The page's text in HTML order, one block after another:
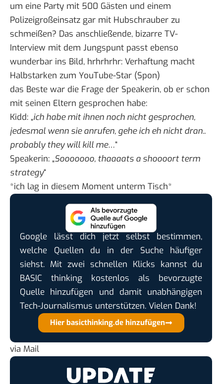
um eine Party mit 500 Gästen und einem
Polizeigroßeinsatz gar mit Hubschrauber zu
schmeißen? Das anschließende, bizarre TV-
Interview mit dem Jungspunt passt ebenso
wunderbar ins Bild, hrhrhrhr: Verhaftung macht
Halbstarken zum YouTube-Star (Spon)
das Beste war die Frage der Speakerin, ob er schon
mit seinen Eltern gesprochen habe:
Kidd: „ich habe mit ihnen noch nicht gesprochen,
jedesmal wenn sie anrufen, gehe ich eh nicht dran..
probably they will kill me…“
Speakerin: „Sooooooo, thaaaats a shoooort term
strategy“
*ich lag in diesem Moment unterm Tisch*
Google lässt dich jetzt selbst bestimmen,
welche Quellen du in der Suche häufiger
siehst. Mit zwei schnellen Klicks kannst du
BASIC thinking kostenlos als bevorzugte
Quelle hinzufügen und damit unabhängigen
Tech-Journalismus unterstützen. Vielen Dank!
Hier basicthinking.de hinzufügen
via Mail